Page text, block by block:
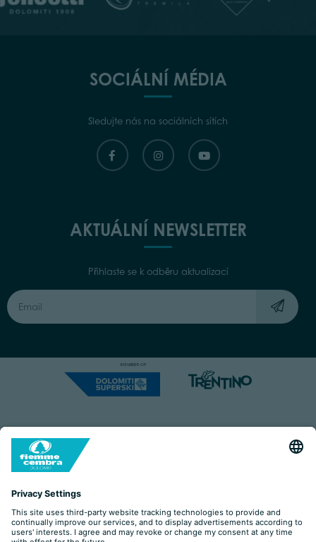
SOCIÁLNÍ MÉDIA
Sledujte nás na sociálních sítích
AKTUÁLNÍ NEWSLETTER
Přihlaste se k odběru aktualizací
Capitale Sociale: Euro 220.000,00 | VAT: 01901280220
COOKIES IMPRINT